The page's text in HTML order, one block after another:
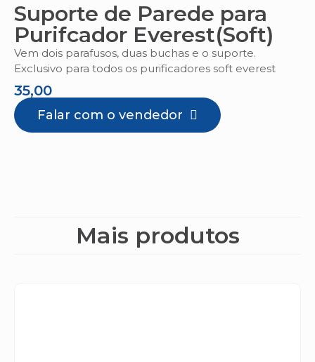
Suporte de Parede para
Purifcador Everest(Soft)
Vem dois parafusos, duas buchas e o suporte.
Exclusivo para todos os purificadores soft everest
35,00
Falar com o vendedor
Mais produtos